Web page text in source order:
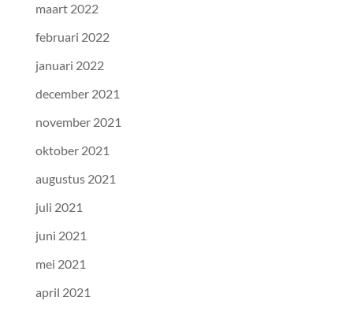
maart 2022
februari 2022
januari 2022
december 2021
november 2021
oktober 2021
augustus 2021
juli 2021
juni 2021
mei 2021
april 2021